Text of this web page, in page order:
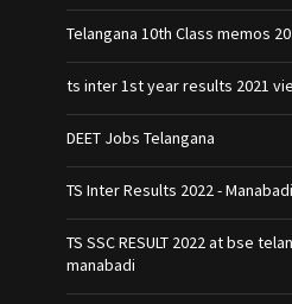
Telangana 10th Class memos
ts inter 1st year results 2021
DEET Jobs Telangana
TS Inter Results 2022 -
TS SSC RESULT 2022 at bse
manabadi